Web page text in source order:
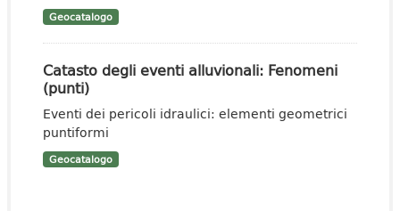
Geocatalogo
Catasto degli eventi alluvionali: Fenomeni
(punti)
Eventi dei pericoli idraulici: elementi geometrici
puntiformi
Geocatalogo